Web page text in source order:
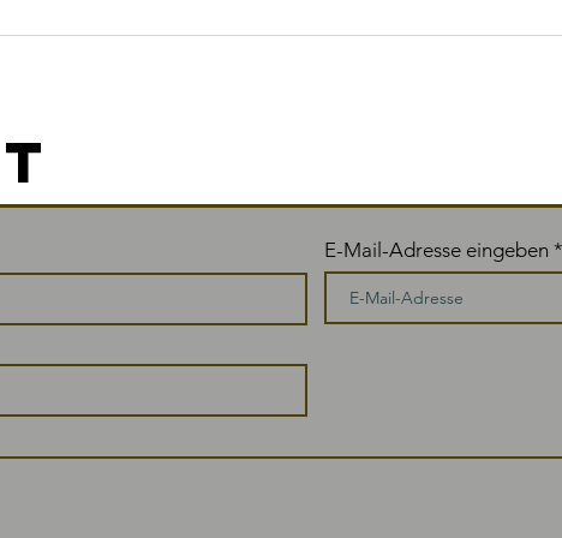
Zeit für
E-Mail-Adresse eingeben